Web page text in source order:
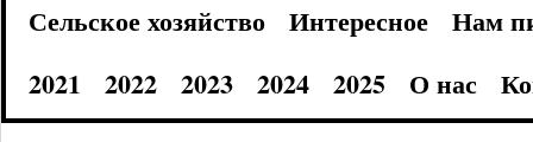
Сельское хозяйство
Интересное
Нам
2021
2022 2023 2024 2025 О нас